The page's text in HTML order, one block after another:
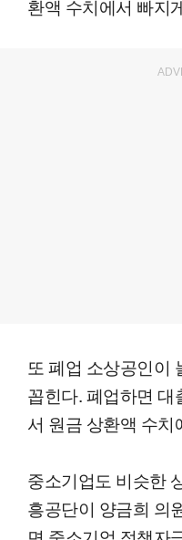
환액 수치에서 빠지
또 폐업 소상공인이
꼽힌다. 폐업하면
서 원금 상환액 수치
중소기업도 비슷한
흥공단이 양금희 의